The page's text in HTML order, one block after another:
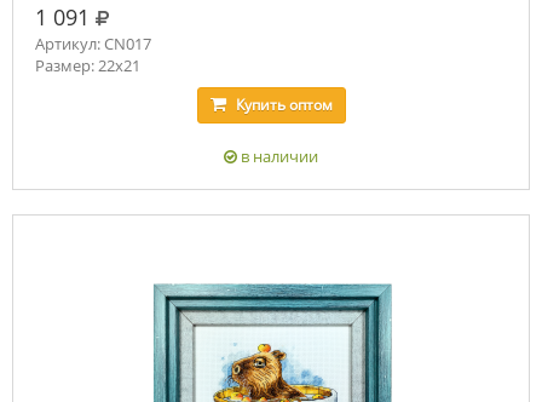
1 091 руб.
Артикул: CN017
Размер: 22x21
Купитьоптом
в наличии